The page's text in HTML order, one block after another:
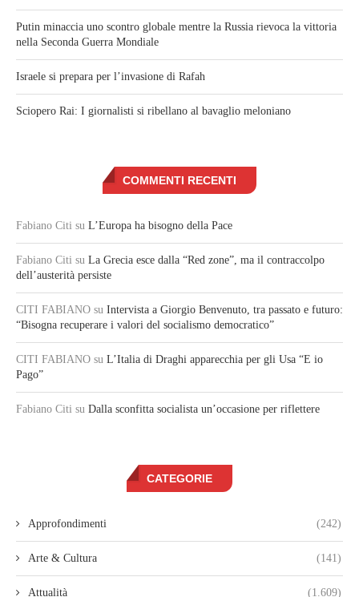
Putin minaccia uno scontro globale mentre la Russia rievoca la vittoria
nella Seconda Guerra Mondiale
Israele si prepara per l’invasione di Rafah
Sciopero Rai: I giornalisti si ribellano al bavaglio meloniano
COMMENTI RECENTI
Fabiano Citi su L’Europa ha bisogno della Pace
Fabiano Citi su La Grecia esce dalla “Red zone”, ma il contraccolpo
dell’austerità persiste
CITI FABIANO su Intervista a Giorgio Benvenuto, tra passato e futuro:
“Bisogna recuperare i valori del socialismo democratico”
CITI FABIANO su L’Italia di Draghi apparecchia per gli Usa “E io
Pago”
Fabiano Citi su Dalla sconfitta socialista un’occasione per riflettere
CATEGORIE
Approfondimenti (242)
Arte & Cultura (141)
Attualità (1.609)